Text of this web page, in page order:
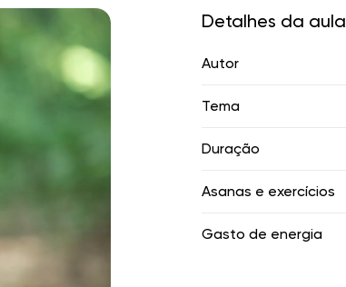
01:44
02:00
Detalhes da aula
Autor
Tema
Duração
Asanas e exercícios
Gasto de energia